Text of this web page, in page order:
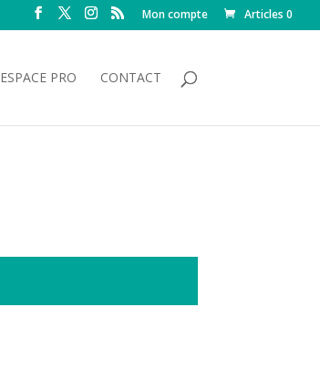
Mon compte Articles 0
ESPACE PRO CONTACT